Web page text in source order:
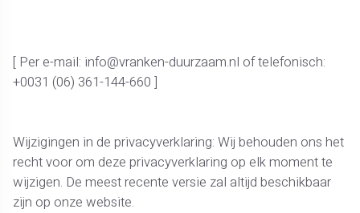
[ Per e-mail: info@vranken-duurzaam.nl of telefonisch:
+0031 (06) 361-144-660 ]
Wijzigingen in de privacyverklaring: Wij behouden ons het
recht voor om deze privacyverklaring op elk moment te
wijzigen. De meest recente versie zal altijd beschikbaar
zijn op onze website.